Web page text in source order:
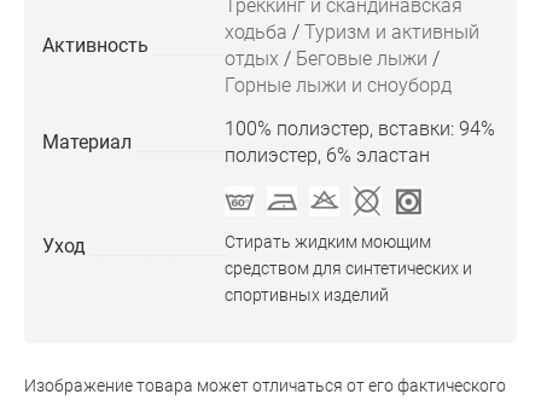
Активность
Треккинг и скандинавская
ходьба /Туризм и активный
отдых / Беговые лыжи /
Горные лыжи и сноуборд
Материал
100% полиэстер, вставки: 94%
полиэстер, 6% эластан
Уход
Стирать жидким моющим
средством для синтетических и
спортивных изделий
Изображение товара может отличаться от его фактического